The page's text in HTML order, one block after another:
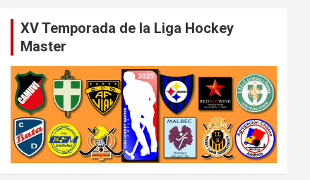
XV Temporada de la Liga Hockey
Master